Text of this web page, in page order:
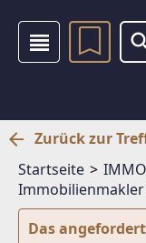
Zurück zur
Startseite
Immobilienmakler
Das